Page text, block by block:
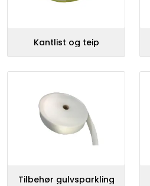
Kantlist og teip
Tilbehør gulvsparkling